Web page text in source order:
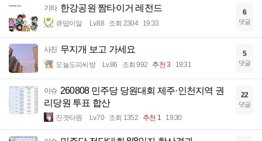
기타 한강공원 짬타이거 레전드
큐땁이알 Lv.88 조회 2304 19:33
6
댓글
사진 무지개 보고 가세요
오늘도피씨방 Lv.86 조회 992 추천 3 19:31
5
댓글
이슈 260808 민주당 당원대회 제주·인천지역 권
리당원 투표 합산
진겟타원 Lv.70 조회 1352 추천 1 19:30
22
댓글